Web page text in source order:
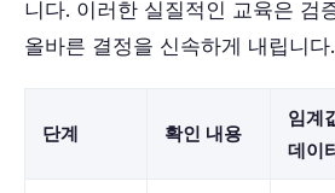
니다. 이러한 실질적인 교육은 검
올바른 결정을 신속하게 내립니다.
단계 확인 내용
임계
데이